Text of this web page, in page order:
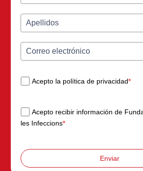
Acepto la política de privacidad*
Acepto recibir información de
les Infeccions*
Enviar